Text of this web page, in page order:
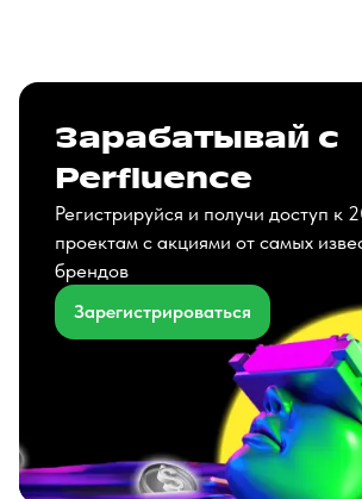
Зарабатывай с
Perfluence
Регистрируйся и получи доступ к
проектам с акциями от самых
брендов
Зарегистрироваться